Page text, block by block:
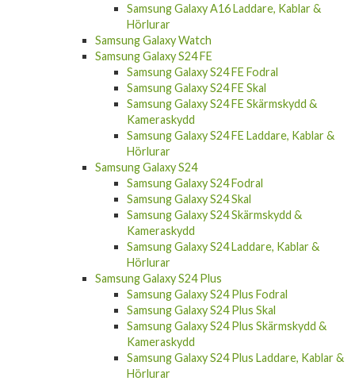
Samsung Galaxy A16 Laddare, Kablar &
Hörlurar
Samsung Galaxy Watch
Samsung Galaxy S24 FE
Samsung Galaxy S24 FE Fodral
Samsung Galaxy S24 FE Skal
Samsung Galaxy S24 FE Skärmskydd &
Kameraskydd
Samsung Galaxy S24 FE Laddare, Kablar &
Hörlurar
Samsung Galaxy S24
Samsung Galaxy S24 Fodral
Samsung Galaxy S24 Skal
Samsung Galaxy S24 Skärmskydd &
Kameraskydd
Samsung Galaxy S24 Laddare, Kablar &
Hörlurar
Samsung Galaxy S24 Plus
Samsung Galaxy S24 Plus Fodral
Samsung Galaxy S24 Plus Skal
Samsung Galaxy S24 Plus Skärmskydd &
Kameraskydd
Samsung Galaxy S24 Plus Laddare, Kablar &
Hörlurar